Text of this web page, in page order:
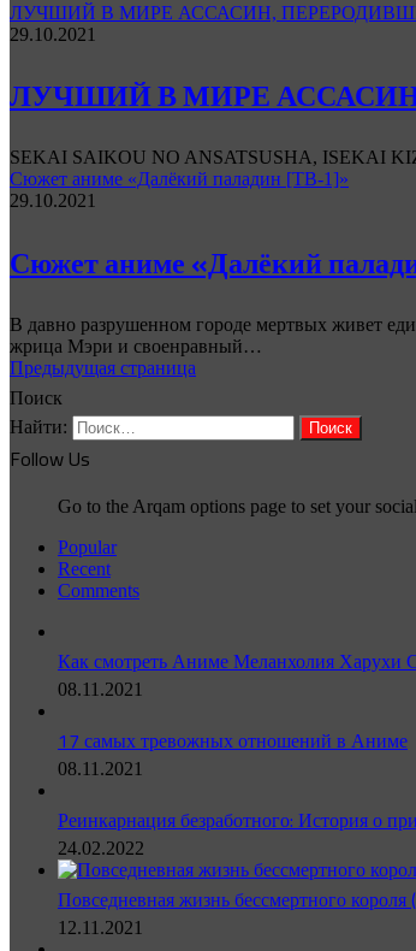
ЛУЧШИЙ В МИРЕ АССАСИН,
29.10.2021
ЛУЧШИЙ В МИРЕ
SEKAI SAIKOU NO ANSATSUSHA, ISEKAI
Сюжет аниме «Далёкий паладин [ТВ-1]»
29.10.2021
Сюжет аниме «Далёкий
В давно разрушенном городе мертвых живет
жрица Мэри и своенравный…
Предыдущая страница
Поиск
Найти:
Follow Us
Go to the Arqam options page to set your
Popular
Recent
Comments
Как смотреть Аниме Меланхолия Харухи
08.11.2021
17 самых тревожных отношений в Аниме
08.11.2021
Реинкарнация безработного: История о
24.02.2022
Повседневная жизнь бессмертного короля
12.11.2021